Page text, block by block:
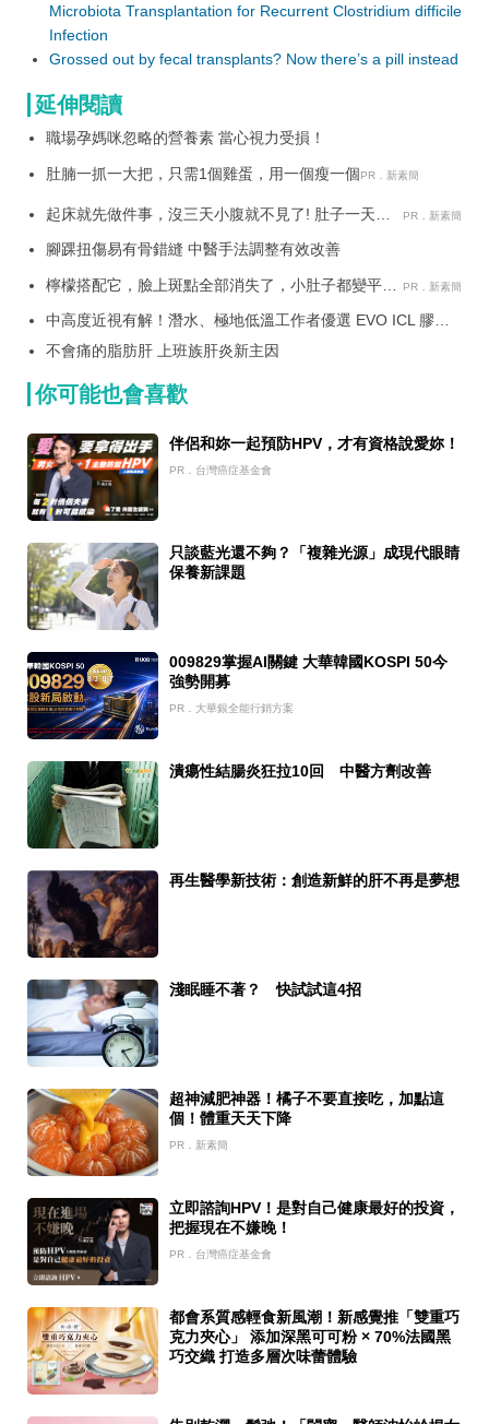
Microbiota Transplantation for Recurrent Clostridium difficile
Infection
Grossed out by fecal transplants? Now there’s a pill instead
延伸閱讀
職場孕媽咪忽略的營養素 當心視力受損！
肚腩一抓一大把，只需1個雞蛋，用一個瘦一個PR．新素簡
起床就先做件事，沒三天小腹就不見了! 肚子一天天
PR．新素簡
腳踝扭傷易有骨錯縫 中醫手法調整有效改善
檸檬搭配它，臉上斑點全部消失了，小肚子都變平坦
PR．新素簡
中高度近視有解！潛水、極地低溫工作者優選 EVO ICL 膠原
蛋白眼內鏡
不會痛的脂肪肝 上班族肝炎新主因
你可能也會喜歡
伴侶和妳一起預防HPV，才有資格說愛妳！
PR．台灣癌症基金會
只談藍光還不夠？「複雜光源」成現代眼睛
保養新課題
009829掌握AI關鍵 大華韓國KOSPI 50今
強勢開募
PR．大華銀全能行銷方案
潰瘍性結腸炎狂拉10回 中醫方劑改善
再生醫學新技術：創造新鮮的肝不再是夢想
淺眠睡不著？ 快試試這4招
超神減肥神器！橘子不要直接吃，加點這
個！體重天天下降
PR．新素簡
立即諮詢HPV！是對自己健康最好的投資，
把握現在不嫌晚！
PR．台灣癌症基金會
都會系質感輕食新風潮！新感覺推「雙重巧
克力夾心」 添加深黑可可粉 × 70%法國黑
巧交織 打造多層次味蕾體驗